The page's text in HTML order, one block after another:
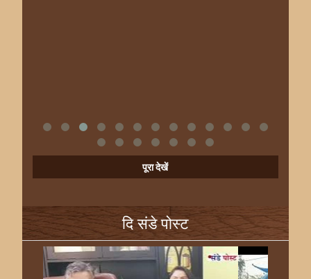
पूरा देखें
दि संडे पोस्ट